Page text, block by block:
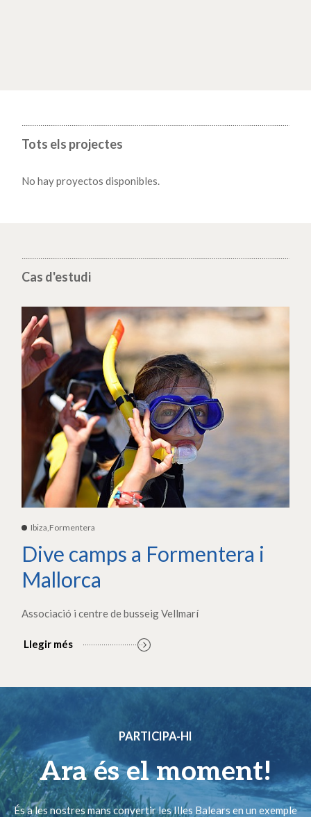
Tots els projectes
No hay proyectos disponibles.
Cas d'estudi
Ibiza,Formentera
Dive camps a Formentera i
Mallorca
Associació i centre de busseig Vellmarí
Llegir més
PARTICIPA-HI
Ara és el moment!
És a les nostres mans convertir les Illes Balears en un exemple